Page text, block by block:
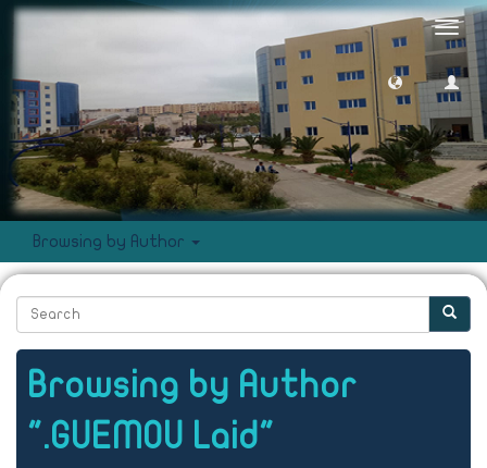
Browsing by Author
Browsing by Author
".GUEMOU Laid"